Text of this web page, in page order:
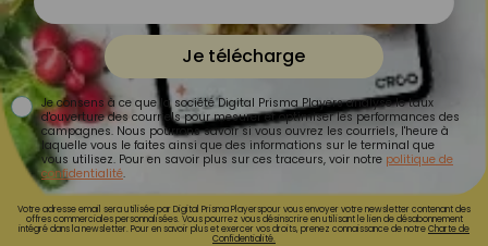
Je télécharge
Je consens à ce que la société Digital Prisma Players analyse le taux
d'ouverture des courriels pour mesurer et optimiser les performances des
campagnes. Nous pourrons savoir si vous ouvrez les courriels, l'heure à
laquelle vous le faites ainsi que des informations sur le terminal que
vous utilisez. Pour en savoir plus sur ces traceurs, voir notre politique de
confidentialité.
Votre adresse email sera utilisée par Digital Prisma Playerspour vous envoyer votre newsletter contenant des
offres commerciales personnalisées. Vous pourrez vous désinscrire en utilisant le lien de désabonnement
intégré dans la newsletter. Pour en savoir plus et exercer vos droits, prenez connaissance de notreCharte de
Confidentialité.